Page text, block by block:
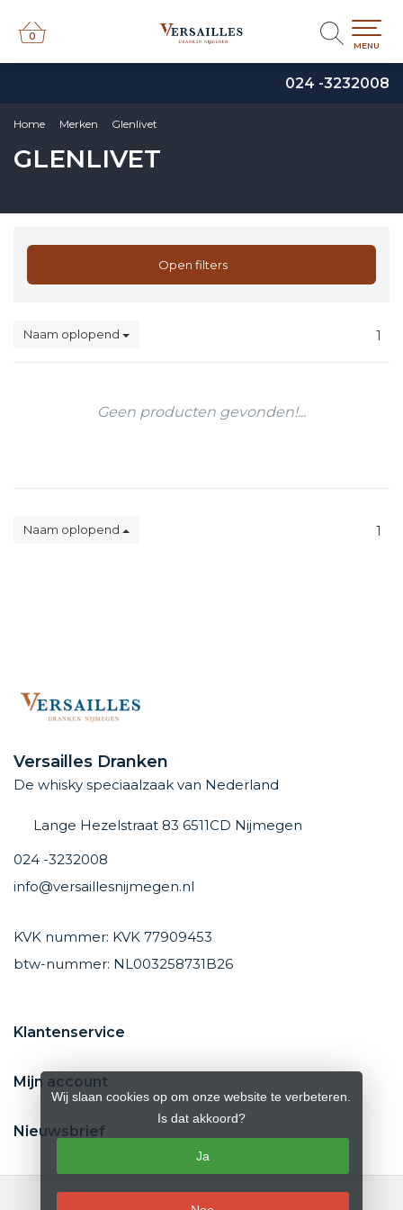
024 -3232008
0
0
MENU
Home Merken Glenlivet
GLENLIVET
Open filters
Naam oplopend 1
Geen producten gevonden!...
Naam oplopend 1
Versailles Dranken
De whisky speciaalzaak van Nederland
Lange Hezelstraat 83 6511CD Nijmegen
024 -3232008
info@versaillesnijmegen.nl
KVK nummer: KVK 77909453
btw-nummer: NL003258731B26
Klantenservice
Mijn account
Nieuwsbrief
Wij slaan cookies op om onze website te verbeteren.
Is dat akkoord?
Ja